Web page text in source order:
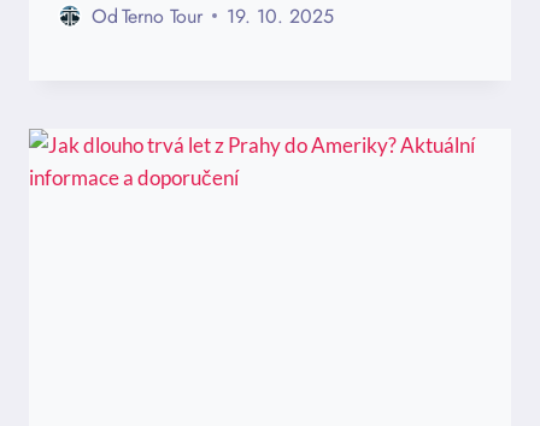
OdTerno Tour 19. 10. 2025